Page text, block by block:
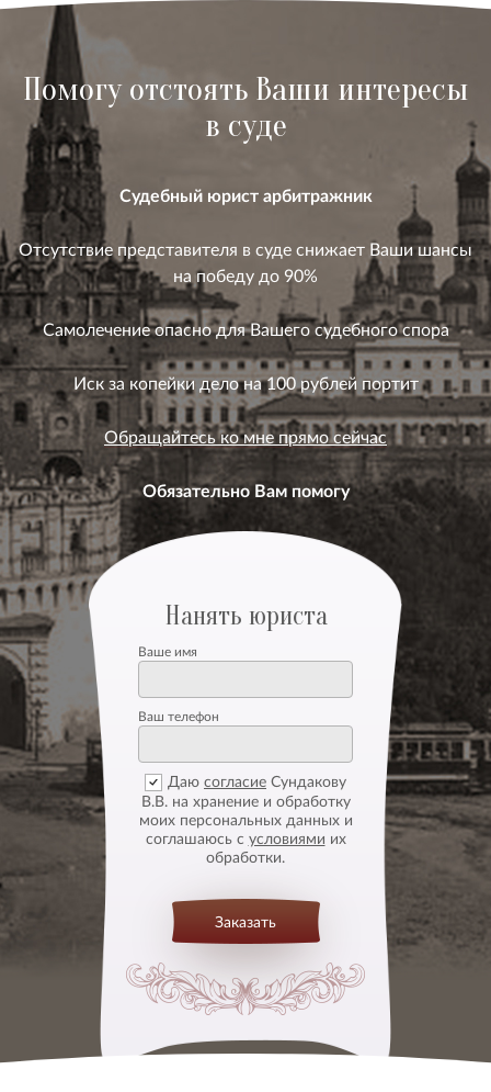
Помогу отстоять Ваши интересы
в суде
Судебный юрист арбитражник
Отсутствие представителя в суде снижает Ваши шансы
на победу до 90%
Самолечение опасно для Вашего судебного спора
Иск за копейки дело на 100 рублей портит
Обращайтесь ко мне прямо сейчас
Обязательно Вам помогу
Нанять юриста
Ваше имя
Ваш телефон
Даю согласие Сундакову
В.В. на хранение и обработку
моих персональных данных и
соглашаюсь с условиями их
обработки.
Заказать